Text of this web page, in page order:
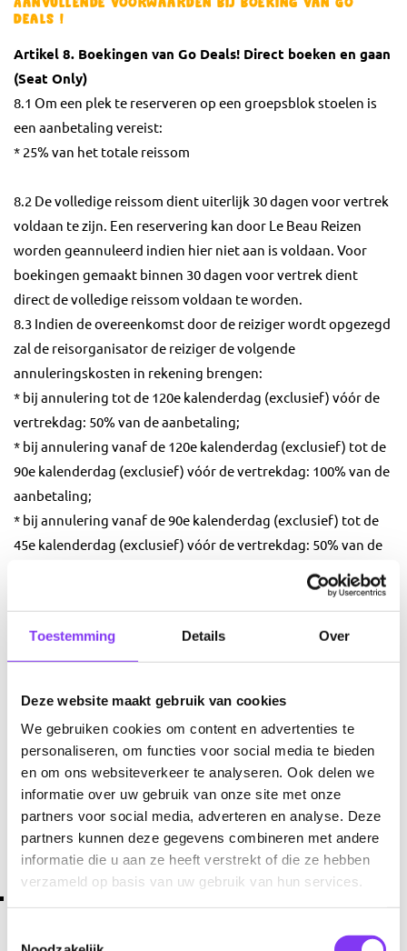
Toestemming Details Over
Deze website maakt gebruik van cookies
We gebruiken cookies om content en advertenties te
personaliseren, om functies voor social media te bieden
en om ons websiteverkeer te analyseren. Ook delen we
informatie over uw gebruik van onze site met onze
partners voor social media, adverteren en analyse. Deze
partners kunnen deze gegevens combineren met andere
informatie die u aan ze heeft verstrekt of die ze hebben
verzameld op basis van uw gebruik van hun services.
deals !
Artikel 8. Boekingen van Go Deals! Direct boeken en gaan
(Seat Only)
8.1 Om een plek te reserveren op een groepsblok stoelen is
een aanbetaling vereist:
* 25% van het totale reissom
8.2 De volledige reissom dient uiterlijk 30 dagen voor vertrek
voldaan te zijn. Een reservering kan door Le Beau Reizen
worden geannuleerd indien hier niet aan is voldaan. Voor
boekingen gemaakt binnen 30 dagen voor vertrek dient
direct de volledige reissom voldaan te worden.
8.3 Indien de overeenkomst door de reiziger wordt opgezegd
zal de reisorganisator de reiziger de volgende
annuleringskosten in rekening brengen:
* bij annulering tot de 120e kalenderdag (exclusief) vóór de
vertrekdag: 50% van de aanbetaling;
* bij annulering vanaf de 120e kalenderdag (exclusief) tot de
90e kalenderdag (exclusief) vóór de vertrekdag: 100% van de
aanbetaling;
* bij annulering vanaf de 90e kalenderdag (exclusief) tot de
45e kalenderdag (exclusief) vóór de vertrekdag: 50% van de
* bij annulering vanaf de 45e kalenderdag (exclusief) tot de
Aanvullende voorwaarden bij boeking van Go
Deals - De Vele Kleuren van de Poolnacht
Artikel 9. Aanvullende voorwaarden bij boeking van De
Vele Kleuren van de Poolnacht